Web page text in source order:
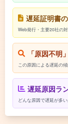
遅延証明書
Web発行・主要20社の
「原因不明
この原因による遅延の
遅延原因ラ
どんな原因で遅延が多